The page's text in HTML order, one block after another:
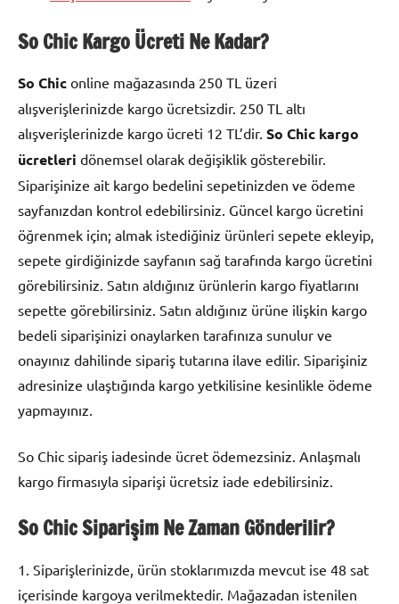
So Chic KargoÜcreti Ne Kadar?
So Chic online mağazasında 250 TL üzeri
alışverişlerinizde kargo ücretsizdir. 250 TL altı
alışverişlerinizde kargo ücreti 12 TL’dir. So Chic kargo
ücretleri dönemsel olarak değişiklik gösterebilir.
Siparişinize ait kargo bedelini sepetinizden ve ödeme
sayfanızdan kontrol edebilirsiniz. Güncel kargo ücretini
öğrenmek için; almak istediğiniz ürünleri sepete ekleyip,
sepete girdiğinizde sayfanın sağ tarafında kargo ücretini
görebilirsiniz. Satın aldığınız ürünlerin kargo fiyatlarını
sepette görebilirsiniz. Satın aldığınız ürüne ilişkin kargo
bedeli siparişinizi onaylarken tarafınıza sunulur ve
onayınız dahilinde sipariş tutarına ilave edilir. Siparişiniz
adresinize ulaştığında kargo yetkilisine kesinlikle ödeme
yapmayınız.
So Chic sipariş iadesinde ücret ödemezsiniz. Anlaşmalı
kargo firmasıyla siparişi ücretsiz iade edebilirsiniz.
So Chic Siparişim Ne Zaman Gönderilir?
1. Siparişlerinizde, ürün stoklarımızda mevcut ise 48 sat
içerisinde kargoya verilmektedir. Mağazadan istenilen